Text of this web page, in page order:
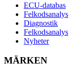
ECU-databas
Felkodsanalys
Diagnostik
Felkodsanalys
Nyheter
MÄRKEN